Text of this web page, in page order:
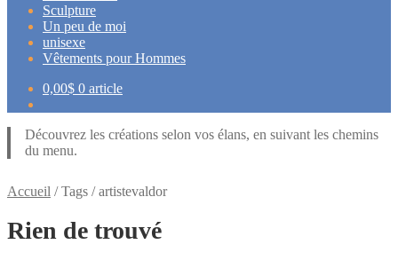
Sculpture
Un peu de moi
unisexe
Vêtements pour Hommes
0,00$ 0 article
Découvrez les créations selon vos élans, en suivant les chemins
du menu.
Accueil /Tags /artistevaldor
Rien de trouvé